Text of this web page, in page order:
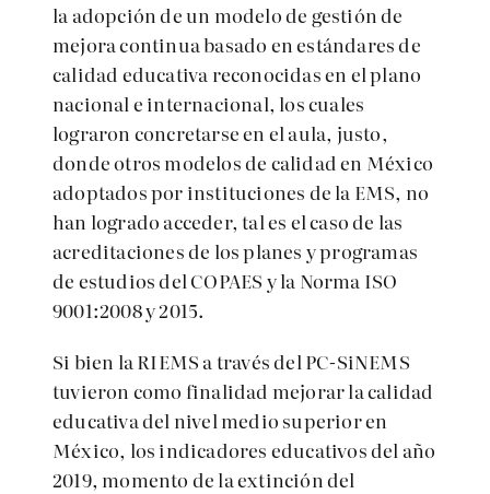
la adopción de un modelo de gestión de
mejora continua basado en estándares de
calidad educativa reconocidas en el plano
nacional e internacional, los cuales
lograron concretarse en el aula, justo,
donde otros modelos de calidad en México
adoptados por instituciones de la EMS, no
han logrado acceder, tal es el caso de las
acreditaciones de los planes y programas
de estudios del COPAES y la Norma ISO
9001:2008 y 2015.
Si bien la RIEMS a través del PC-SiNEMS
tuvieron como finalidad mejorar la calidad
educativa del nivel medio superior en
México, los indicadores educativos del año
2019, momento de la extinción del